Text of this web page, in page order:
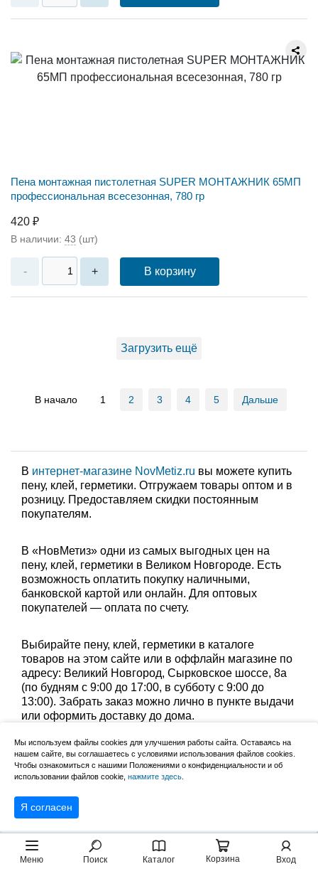
Меню Поиск Каталог Корзина Вход
Пена монтажная пистолетная SUPER МОНТАЖНИК 65МП
профессиональная всесезонная, 780 гр
420 ₽
В наличии: 43 (шт)
- + В корзину
Загрузить ещё
В начало 1 2 3 4 5 Дальше
В интернет-магазине NovMetiz.ru вы можете купить
пену, клей, герметики. Отгружаем товары оптом и в
розницу. Предоставляем скидки постоянным
покупателям.
В «НовМетиз» одни из самых выгодных цен на
пену, клей, герметики в Великом Новгороде. Есть
возможность оплатить покупку наличными,
банковской картой или онлайн. Для оптовых
покупателей — оплата по счету.
Выбирайте пену, клей, герметики в каталоге
товаров на этом сайте или в оффлайн магазине по
адресу: Великий Новгород, Сырковское шоссе, 8а
(по будням с 9:00 до 17:00, в субботу с 9:00 до
13:00). Забрать заказ можно лично в пункте выдачи
или оформить доставку до дома.
Уточните группу товаров:
очиститель монтажной пены,герметики,клей,
пена монтажная
Мы используем файлы cookies для улучшения работы сайта. Оставаясь на
нашем сайте, вы соглашаетесь с условиями использования файлов cookies.
Чтобы ознакомиться с нашими Положениями о конфиденциальности и об
использовании файлов cookie, нажмите здесь
Я согласен